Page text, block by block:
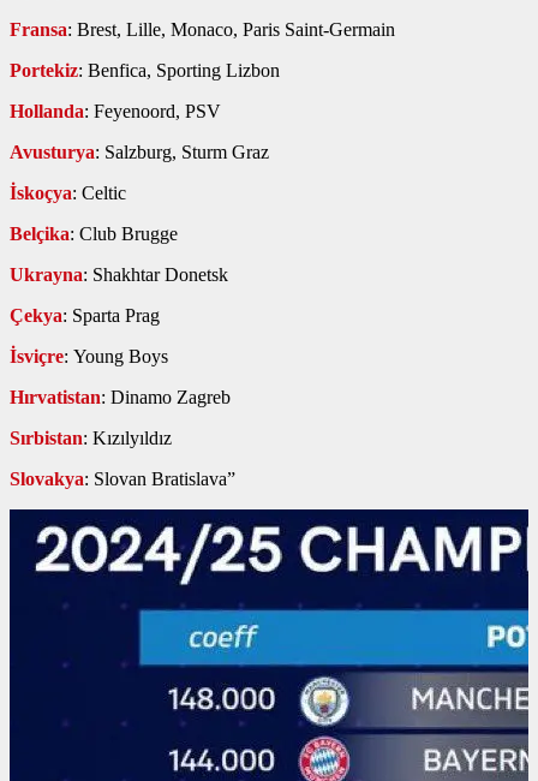
Fransa: Brest, Lille, Monaco, Paris Saint-Germain
Portekiz: Benfica, Sporting Lizbon
Hollanda: Feyenoord, PSV
Avusturya: Salzburg, Sturm Graz
İskoçya: Celtic
Belçika: Club Brugge
Ukrayna: Shakhtar Donetsk
Çekya: Sparta Prag
İsviçre: Young Boys
Hırvatistan: Dinamo Zagreb
Sırbistan: Kızılyıldız
Slovakya: Slovan Bratislava”